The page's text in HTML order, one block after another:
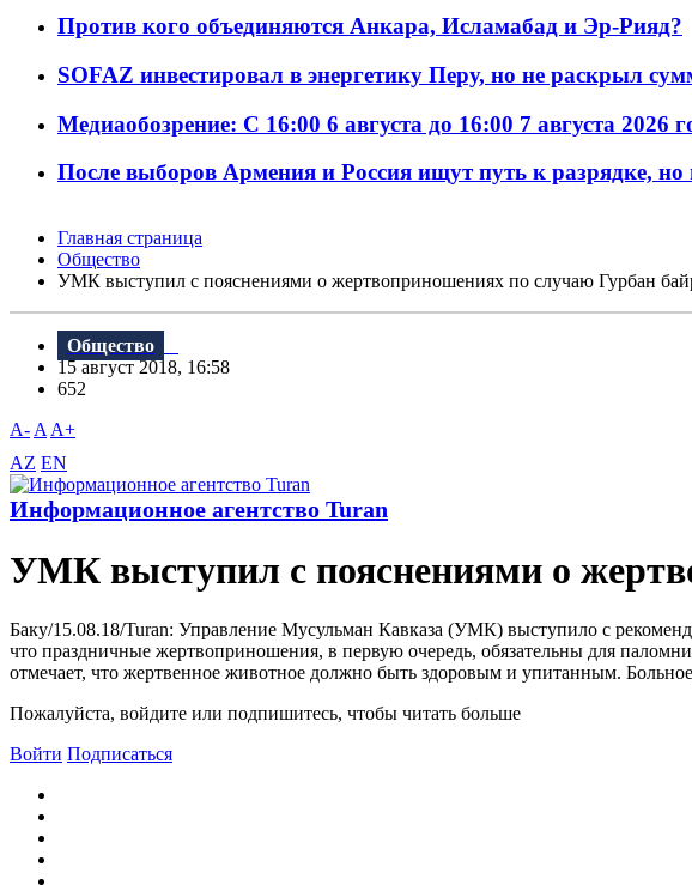
Против кого объединяются Анкара, Исламабад и Эр-Рияд?
SOFAZ инвестировал в энергетику Перу, но не раскрыл
Медиаобозрение: С 16:00 6 августа до 16:00 7 августа 2026
После выборов Армения и Россия ищут путь к разрядке, но
Главная страница
Общество
УМК выступил с пояснениями о жертвоприношениях по случаю Гурбан
Общество
15 август 2018, 16:58
652
A- A A+
AZ EN
Информационное агентство Turan
УМК выступил с пояснениями о
Баку/15.08.18/Turan: Управление Мусульман Кавказа (УМК) выступило с
что праздничные жертвоприношения, в первую очередь, обязательны для
отмечает, что жертвенное животное должно быть здоровым и упитанным.
Пожалуйста, войдите или подпишитесь, чтобы читать больше
Войти Подписаться